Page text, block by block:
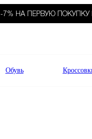
-7% НА ПЕРВУЮ
Обувь